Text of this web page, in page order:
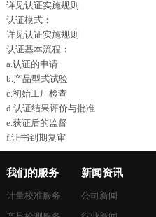
详见认证实施规则
认证模式：
详见认证实施规则
认证基本流程：
a.认证的申请
b.产品型式试验
c.初始工厂检查
d.认证结果评价与批准
e.获证后的监督
f.证书到期复审
我们的服务
计量校准服务
新闻资讯
公司新闻